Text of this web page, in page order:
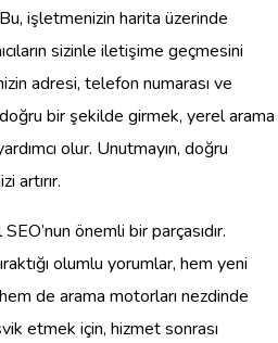
işletmenizin harita üzerinde
sizinle iletişime geçmesini
adresi, telefon numarası ve
bir şekilde girmek, yerel arama
olur. Unutmayın, doğru
artırır.
önemli bir parçasıdır.
olumlu yorumlar, hem yeni
de arama motorları nezdinde
etmek için, hizmet sonrası